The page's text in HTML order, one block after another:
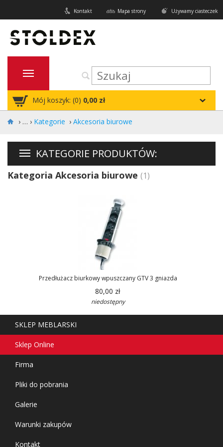
Używamy ciasteczek
Mapa strony
Kontakt
Mój koszyk: (0) 0,00 zł
› Kategorie › Akcesoria biurowe
KATEGORIE PRODUKTÓW:
Kategoria Akcesoria biurowe (1)
Przedłużacz biurkowy wpuszczany GTV 3 gniazda
80,00 zł
niedostępny
SKLEP MEBLARSKI
Sklep Online
Firma
Pliki do pobrania
Galerie
Warunki zakupów
Kontakt